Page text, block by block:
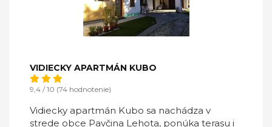
VIDIECKY APARTMÁN KUBO
9,4 / 10 (74 hodnotenie)
Vidiecky apartmán Kubo sa nachádza v
strede obce Pavčina Lehota, ponúka terasu i